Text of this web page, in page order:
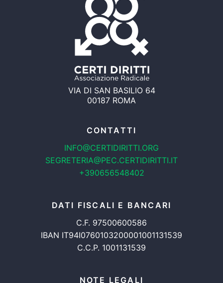
VIA DI SAN BASILIO 64
00187 ROMA
CONTATTI
INFO@CERTIDIRITTI.ORG
SEGRETERIA@PEC.CERTIDIRITTI.IT
+390656548402
DATI FISCALI E BANCARI
C.F. 97500600586
IBAN IT94I0760103200001001131539
C.C.P. 1001131539
NOTE LEGALI